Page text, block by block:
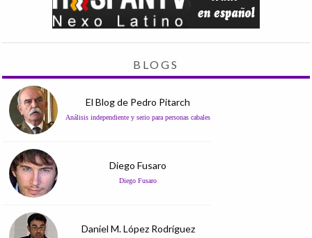
BLOGS
El Blog de Pedro Pitarch
Análisis independiente y serio para personas cabales
Diego Fusaro
Diego Fusaro
Daniel M. López Rodríguez